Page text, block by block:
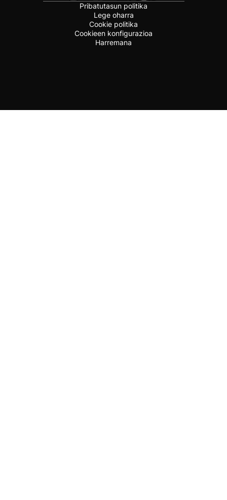
Pribatutasun politika
Lege oharra
Cookie politika
Cookieen konfigurazioa
Harremana